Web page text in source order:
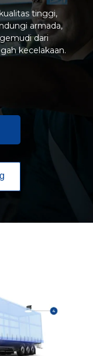
tinggi,
armada,
dari
kecelakaan.